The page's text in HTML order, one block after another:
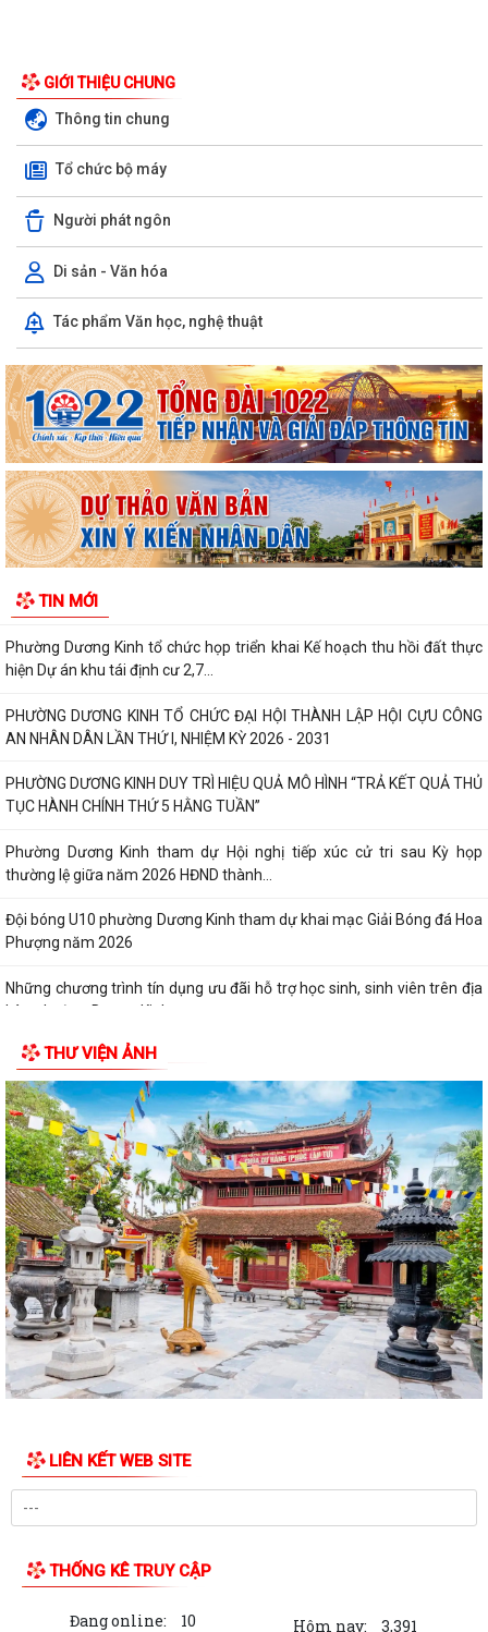
GIỚI THIỆU CHUNG
Thông tin chung
Tổ chức bộ máy
Người phát ngôn
Di sản - Văn hóa
Tác phẩm Văn học, nghệ thuật
TIN MỚI
đồng nhân dân thành phố tại...
Phường Dương Kinh hỗ trợ người dân cài đặt eTax Mobile, nộp thuế sử
dụng đất phi nông nghiệp
Trường Mầm non Hòa Nghĩa đón Đoàn đánh giá ngoài khảo sát chính
thức phục vụ kiểm định chất lượng...
PHƯỜNG DƯƠNG KINH TRIỂN KHAI CHIẾN DỊCH 100 NGÀY THỰC HIỆN
CÁC NHIỆM VỤ VỀ CHUYỂN ĐỔI SỐ TRONG CÔNG...
TÁC ĐẢNG CHO CẤP UỶ CƠ SỞ NĂM 2026
Phường Dương Kinh tổ chức họp triển khai Kế hoạch thu hồi đất thực
hiện Dự án khu tái định cư 2,7...
PHƯỜNG DƯƠNG KINH TỔ CHỨC ĐẠI HỘI THÀNH LẬP HỘI CỰU CÔNG
AN NHÂN DÂN LẦN THỨ I, NHIỆM KỲ 2026 - 2031
PHƯỜNG DƯƠNG KINH DUY TRÌ HIỆU QUẢ MÔ HÌNH “TRẢ KẾT QUẢ THỦ
TỤC HÀNH CHÍNH THỨ 5 HẰNG TUẦN”
Phường Dương Kinh tham dự Hội nghị tiếp xúc cử tri sau Kỳ họp
thường lệ giữa năm 2026 HĐND thành...
Đội bóng U10 phường Dương Kinh tham dự khai mạc Giải Bóng đá Hoa
Phượng năm 2026
Những chương trình tín dụng ưu đãi hỗ trợ học sinh, sinh viên trên địa
bàn phường Dương Kinh
Phường Dương Kinh thống nhất công tác chuẩn bị Kỳ họp thứ 5 (Kỳ
họp chuyên đề năm 2026) HĐND phường...
Công đoàn phường Dương Kinh công bố quyết định kết nạp đoàn viên,
thành lập 05 công đoàn cơ sở mới
Lãnh đạo phường Dương Kinh kiểm tra công tác điều tra, khảo sát, đo
đạc, kiểm đếm phục vụ Dự án...
Ban Kinh tế - Ngân sách HĐND phường Dương Kinh khảo sát các dự án
dự kiến Kế hoạch đầu tư công năm...
Quyết định về việc công bố Danh mục thủ tục hành chính mới ban
hành, được sửa đổi, bổ sung và bị...
Quyết định về việc công bố thủ tục hành chính đặc thù mới ban hành
Quyết định về việc phê duyệt quy trình nội bộ giải quyết thủ tục hành
chính thuộc phạm vi chức năng...
đất đai theo quy định tại Điều...
lĩnh vực đất đai và trình tự,...
THƯ VIỆN ẢNH
LIÊN KẾT WEB SITE
THỐNG KÊ TRUY CẬP
Đang online: 10 Hôm nay: 3,391